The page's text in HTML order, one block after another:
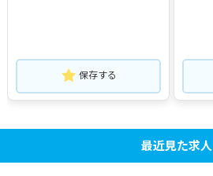
保存する
最近見た求人